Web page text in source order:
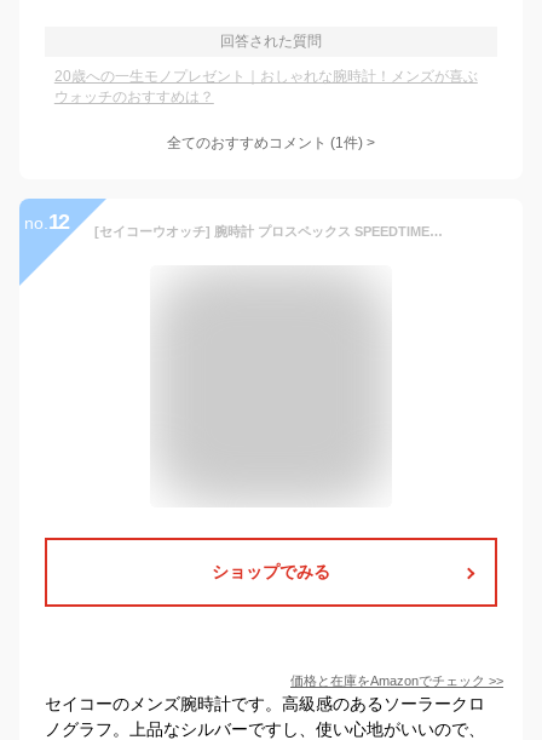
回答された質問
20歳への一生モノプレゼント｜おしゃれな腕時計！メンズが喜ぶ
ウォッチのおすすめは？
全てのおすすめコメント (1件) >
no. 12 [セイコーウオッチ] 腕時計 プロスペックス SPEEDTIMER ソーラークロノグラフ Large SBDL097 メンズ シルバー
ショップでみる
価格と在庫をAmazonでチェック >>
セイコーのメンズ腕時計です。高級感のあるソーラークロ
ノグラフ。上品なシルバーですし、使い心地がいいので、